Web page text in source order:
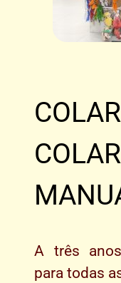
A três
para todas